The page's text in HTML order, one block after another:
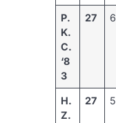
P.
K.
C.
‘8
3
27 6
H.
Z.
27 5